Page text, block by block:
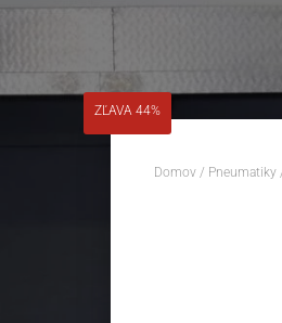
Domov / Pneumatiky
ZĽAVA 44%